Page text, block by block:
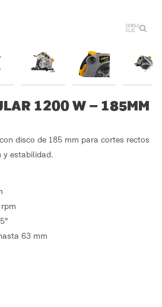
DOBLE
CLIC
1200 W – 185MM
disco de 185 mm para cortes rectos
y estabilidad.
63 mm